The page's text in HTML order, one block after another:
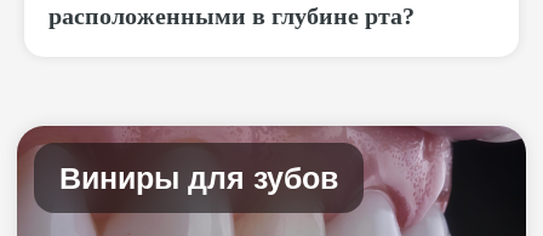
расположенными в глубине рта?